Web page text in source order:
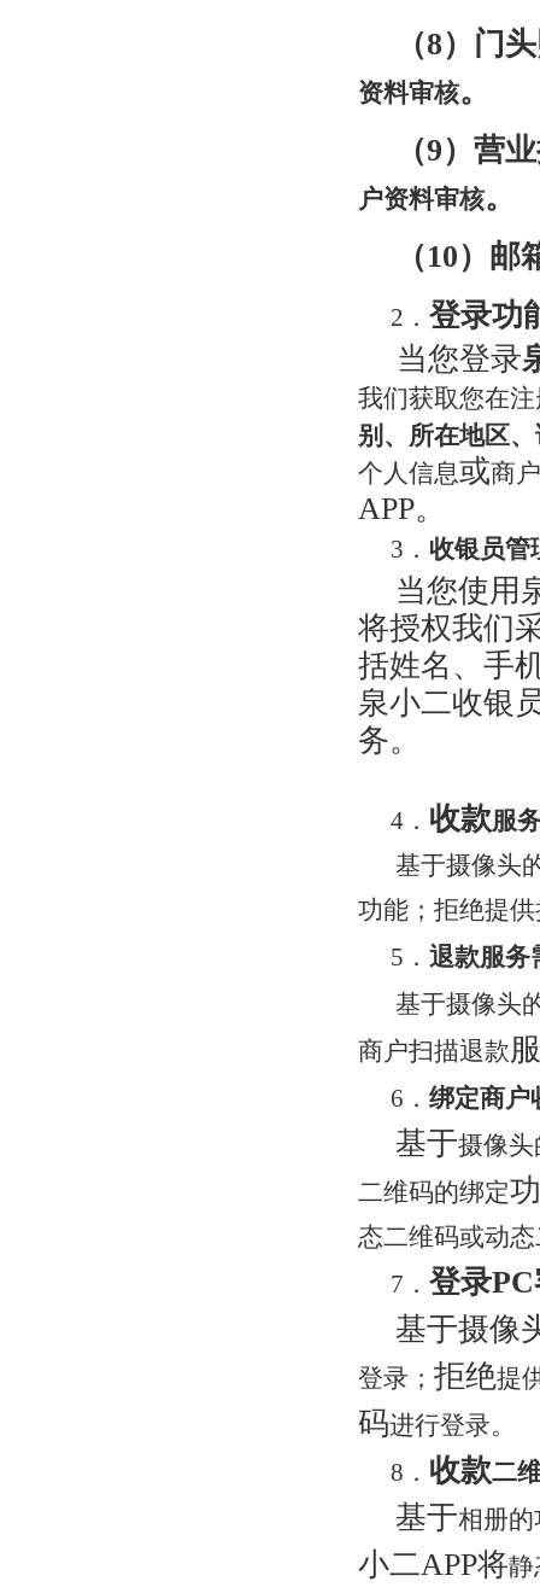
（8）门
资料审核。
（9）营
户资料审核。
（10）邮
2． 登录功
当您登录
我们获取您在
别、所在地区
个人信息或商
APP。
3． 收银员管
当您使用
将授权我们
括姓名、手
泉小二收银
务。
4． 收款服
基于摄像头
功能；拒绝提
5． 退款服务
基于摄像头
商户扫描退款
6． 绑定商户
基于摄像
二维码的绑定
态二维码或动
7． 登录
基于摄像
登录； 拒绝提
码进行登录。
8． 收款二
基于相册
小二APP将静